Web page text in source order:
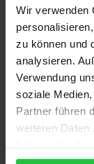
Wir verwenden
zu können und
analysieren.
Verwendung
soziale
Partner führen
weiteren Daten
gesammelt
die Versuche
ihrer
zu verhindern
seine
deutsch-